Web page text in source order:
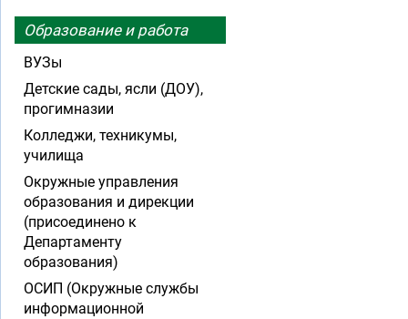
Образование и работа
ВУЗы
Детские сады, ясли (ДОУ),
прогимназии
Колледжи, техникумы,
училища
Окружные управления
образования и дирекции
(присоединено к
Департаменту
образования)
ОСИП (Окружные службы
информационной